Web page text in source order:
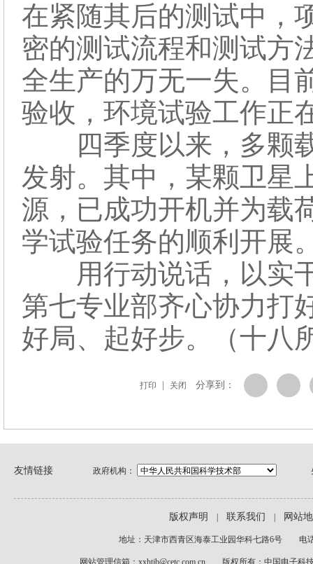
在紧随其后的测试中，
密的测试流程和测试方
全生产的万无一失。目
验收，环境试验工作正
四季度以来，多颗载
发射。其中，某颗卫星
源，已成功开机并为载
学试验任务的顺利开展
用行动说话，以实干
第七专业部齐心协力打
好局、起好步。（十八
打印 关闭 分享到：
友情链接 政府机构：
版权声明 联系我们 网站
地址：天津市西青区海泰工业园华科七路6号 电
网站管理信箱：xxhtjb@cetc.com.cn 版权所有：中国电子